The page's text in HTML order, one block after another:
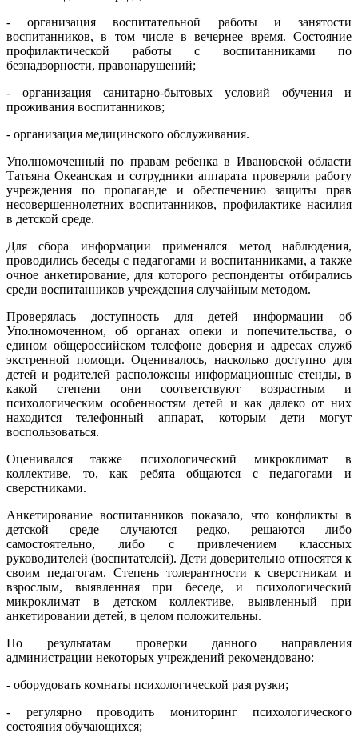
-организация воспитательной работыизанятости
воспитанников, в том числеввечернее время.Состояние
профилактической
работыс воспитанниками
по
безнадзорности, правонарушений;
- организация санитарно-бытовых условий обучения и
проживания воспитанников;
- организация медицинского обслуживания.
Уполномоченный по правам ребенка в Ивановской области
Татьяна Океанская исотрудники аппарата проверяли работу
учреждения
по пропаганде и обеспечению защиты
прав
несовершеннолетних воспитанников, профилактике насилия
в детской среде.
Длясбора информации применялся метод наблюдения,
проводились беседыспедагогами и воспитанниками, атакже
очное анкетирование, для которого респонденты отбирались
среди воспитанников учреждения случайным методом.
Проверялась
доступность для детей информации
об
Уполномоченном,об органах опеки и попечительства, о
едином общероссийском телефоне доверияи адресах служб
экстренной помощи.Оценивалось, насколько доступно для
детей иродителей расположены информационные стенды, в
какой
степени онисоответствуют возрастными
психологическим особенностям детей и как далеко от них
находится
телефонный аппарат, которым дети
могут
воспользоваться.
Оценивался
также психологический микроклиматв
коллективе, то, как ребята общаются спедагогами и
сверстниками.
Анкетирование воспитанников показало, что конфликтыв
детской
среде случаются редко,решаются
либо
самостоятельно,либо с привлечением
классных
руководителей (воспитателей). Дети доверительно относятся к
своим педагогам. Степень толерантности к сверстникам и
взрослым, выявленнаяпри беседе, ипсихологический
микроклимат в детском коллективе,выявленный при
анкетировании детей, в целом положительны.
По
результатам проверки данного
направления
администрации некоторых учреждений рекомендовано:
- оборудовать комнаты психологической разгрузки;
- регулярно проводить мониторинг
психологического
состояния обучающихся;